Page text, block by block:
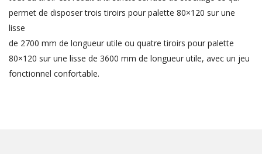
permet de disposer trois tiroirs pour palette 80×120 sur une
lisse
de 2700 mm de longueur utile ou quatre tiroirs pour palette
80×120 sur une lisse de 3600 mm de longueur utile, avec un jeu
fonctionnel confortable.